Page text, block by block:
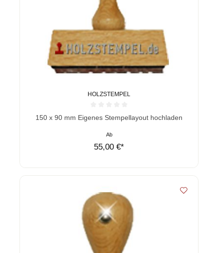
HOLZSTEMPEL
Durchschnittliche Bewertung von 0 von 5 Sternen
150 x 90 mm Eigenes Stempellayout hochladen
Ab
55,00 €*